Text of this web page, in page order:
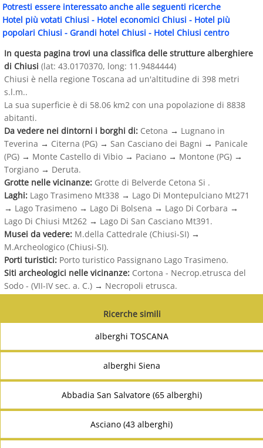
Potresti essere interessato anche alle seguenti ricerche
Hotel più votati Chiusi - Hotel economici Chiusi - Hotel più
popolari Chiusi - Grandi hotel Chiusi - Hotel Chiusi centro
In questa pagina trovi una classifica delle strutture alberghiere
di Chiusi (lat: 43.0170370, long: 11.9484444)
Chiusi è nella regione Toscana ad un'altitudine di 398 metri
s.l.m..
La sua superficie è di 58.06 km2 con una popolazione di 8838
abitanti.
Da vedere nei dintorni i borghi di: Cetona → Lugnano in
Teverina → Citerna (PG) → San Casciano dei Bagni → Panicale
(PG) → Monte Castello di Vibio → Paciano → Montone (PG) →
Torgiano → Deruta.
Grotte nelle vicinanze: Grotte di Belverde Cetona Si .
Laghi: Lago Trasimeno Mt338 → Lago Di Montepulciano Mt271
→ Lago Trasimeno → Lago Di Bolsena → Lago Di Corbara →
Lago Di Chiusi Mt262 → Lago Di San Casciano Mt391.
Musei da vedere: M.della Cattedrale (Chiusi-SI) →
M.Archeologico (Chiusi-SI).
Porti turistici: Porto turistico Passignano Lago Trasimeno.
Siti archeologici nelle vicinanze: Cortona - Necrop.etrusca del
Sodo - (VII-IV sec. a. C.) → Necropoli etrusca.
Ricerche simili
alberghi TOSCANA
alberghi Siena
Abbadia San Salvatore (65 alberghi)
Asciano (43 alberghi)